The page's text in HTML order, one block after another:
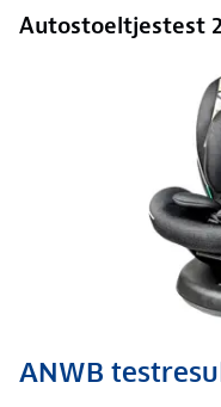
Autostoeltjestest
ANWB